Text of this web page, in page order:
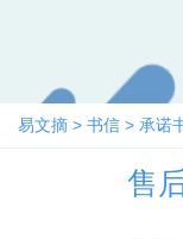
易文摘 > 书信 > 承诺
售